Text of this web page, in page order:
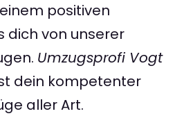
positiven
dich von unserer
Umzugsprofi Vogt
dein kompetenter
aller Art.